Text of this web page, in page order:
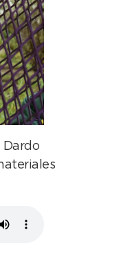
Dardo